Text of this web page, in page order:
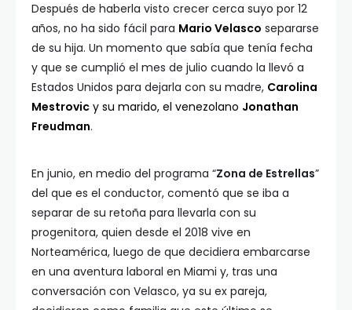
Después de haberla visto crecer cerca suyo por 12
años, no ha sido fácil para Mario Velasco separarse
de su hija. Un momento que sabía que tenía fecha
y que se cumplió el mes de julio cuando la llevó a
Estados Unidos para dejarla con su madre, Carolina
Mestrovic y su marido, el venezolano Jonathan
Freudman.
En junio, en medio del programa “Zona de Estrellas”
del que es el conductor, comentó que se iba a
separar de su retoña para llevarla con su
progenitora, quien desde el 2018 vive en
Norteamérica, luego de que decidiera embarcarse
en una aventura laboral en Miami y, tras una
conversación con Velasco, ya su ex pareja,